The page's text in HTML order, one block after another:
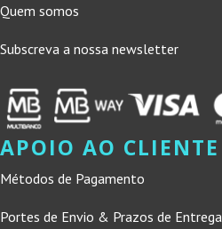
Quem somos
Subscreva a nossa newsletter
APOIO AO CLIENTE
Métodos de Pagamento
Portes de Envio & Prazos de Entrega